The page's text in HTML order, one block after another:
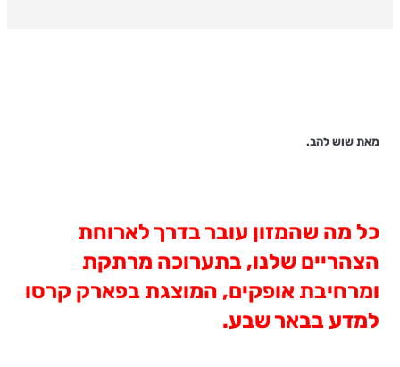
מאת שוש להב.
כל מה שהמזון עובר בדרך לארוחת
הצהריים שלנו, בתערוכה מרתקת
ומרחיבת אופקים, המוצגת בפארק קרסו
למדע בבאר שבע.